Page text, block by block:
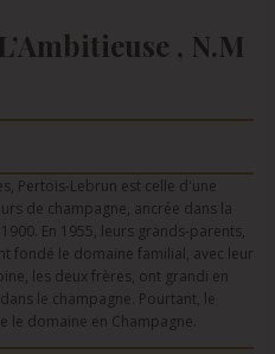
, N.M
Pertois-Lebrun est celle d'une
de champagne, ancrée dans la
En 1955, leurs grands-parents,
fondé le domaine familial, avec leur
les deux frères, ont grandi en
le champagne. Pourtant, le
domaine en Champagne.